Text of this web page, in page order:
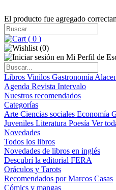
El producto fue agregado
( 0 )
(0)
Libros Vinilos Gastronomía
Agenda Revista Intervalo
Nuestros recomendados
Categorías
Arte Ciencias sociales Economía
Juveniles Literatura Poesía Ver
Novedades
Todos los libros
Novedades de libros en inglés
Descubrí la editorial FERA
Oráculos y Tarots
Recomendados por Marcos Casas
Cómics y mangas